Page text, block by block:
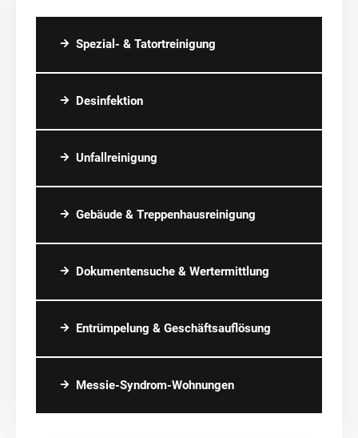
Spezial- & Tatortreinigung
Desinfektion
Unfallreinigung
Gebäude & Treppenhausreinigung
Dokumentensuche & Wertermittlung
Entrümpelung & Geschäftsauflösung
Messie-Syndrom-Wohnungen